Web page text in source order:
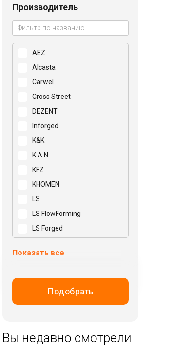
Производитель
AEZ
Alcasta
Carwel
Cross Street
DEZENT
Inforged
K&K
K.A.N.
KFZ
KHOMEN
LS
LS FlowForming
LS Forged
N2O
Trebl
Показать все
Подобрать
Вы недавно смотрели